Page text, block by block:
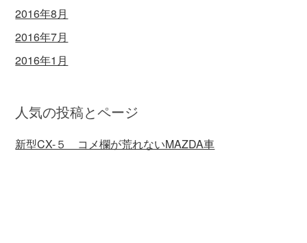
2016年8月
2016年7月
2016年1月
人気の投稿とページ
新型CX-５ コメ欄が荒れないMAZDA車